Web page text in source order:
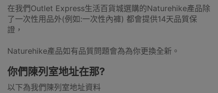
在我們Outlet Express生活百貨城選購的Naturehike產品除
了一次性用品外(例如:一次性內褲) 都會提供14天品質保
證，
Naturehike產品如有品質問題會為為你更換全新。
你們陳列室地址在那?
以下為我們陳列室地址資料